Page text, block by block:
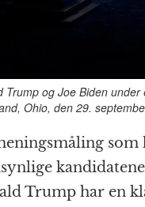
Trump og Joe Biden
Ohio, den 29.
Trump har en